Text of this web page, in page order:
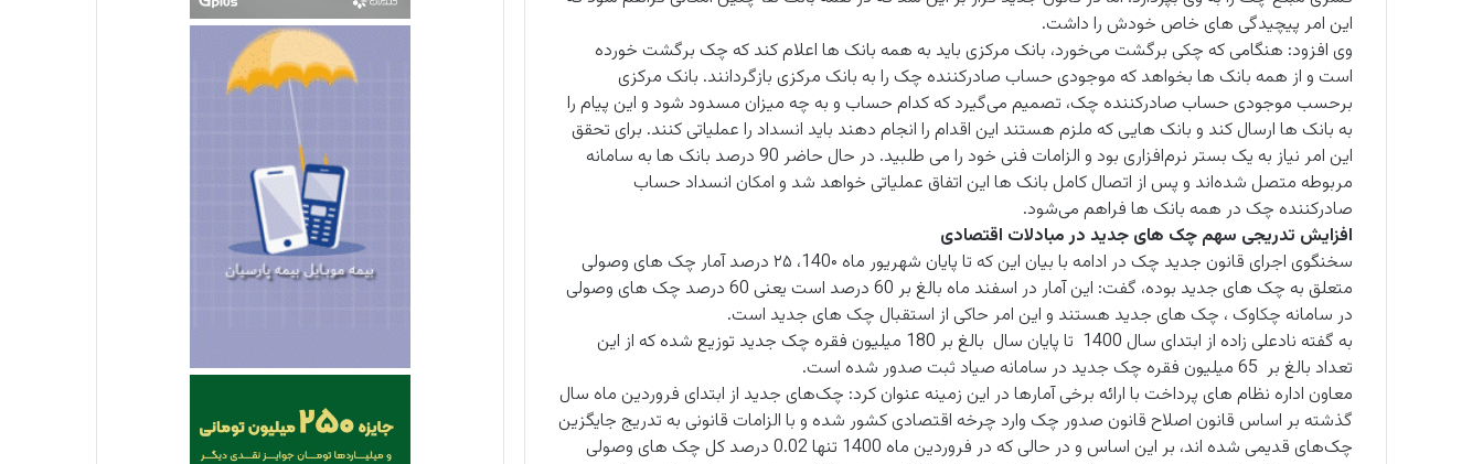
این امر پیچیدگی های خاص خودش را داشت.
وی افزود: هنگامی که چکی برگشت می‌خورد، بانک مرکزی باید به همه بانک ها اعلام کند که چک برگشت خورده
است و از همه بانک ها بخواهد که موجودی حساب صادرکننده چک را به بانک مرکزی بازگردانند. بانک مرکزی
برحسب موجودی حساب صادرکننده چک، تصمیم می‌گیرد که کدام حساب و به چه میزان مسدود شود و این پیام را
به بانک ها ارسال کند و بانک هایی که ملزم هستند این اقدام را انجام دهند باید انسداد را عملیاتی کنند. برای تحقق
این امر نیاز به یک بستر نرم‌افزاری بود و الزامات فنی خود را می طلبید. در حال حاضر 90 درصد بانک ها به سامانه
مربوطه متصل شده‌اند و پس از اتصال کامل بانک ها این اتفاق عملیاتی خواهد شد و امکان انسداد حساب
صادرکننده چک در همه بانک ها فراهم می‌شود.
افزایش تدریجی سهم چک های جدید در مبادلات اقتصادی
سخنگوی اجرای قانون جدید چک در ادامه با بیان این که تا پایان شهریور ماه 140۰، ۲۵ درصد آمار چک های وصولی
متعلق به چک های جدید بوده، گفت: این آمار در اسفند ماه بالغ بر 60 درصد است یعنی 60 درصد چک های وصولی
در سامانه چکاوک ، چک های جدید هستند و این امر حاکی از استقبال چک های جدید است.
به گفته نادعلی زاده از ابتدای سال 1400 تا پایان سال بالغ بر 180 میلیون فقره چک جدید توزیع شده که از این
تعداد بالغ بر 65 میلیون فقره چک جدید در سامانه صیاد ثبت صدور شده است.
معاون اداره نظام های پرداخت با ارائه برخی آمارها در این زمینه عنوان کرد: چک‌های جدید از ابتدای فروردین ماه سال
گذشته بر اساس قانون اصلاح قانون صدور چک وارد چرخه اقتصادی کشور شده و با الزامات قانونی به تدریج جایگزین
چک‌های قدیمی شده اند، بر این اساس و در حالی که در فروردین ماه 1400 تنها 0.02 درصد کل چک های وصولی